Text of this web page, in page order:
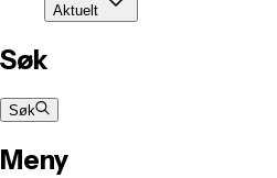
Aktuelt
Søk
Søk
Meny